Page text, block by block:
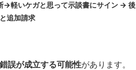
→軽いケガと思って示談書にサイン → 後
追加請求
誤が成立する可能性があります。